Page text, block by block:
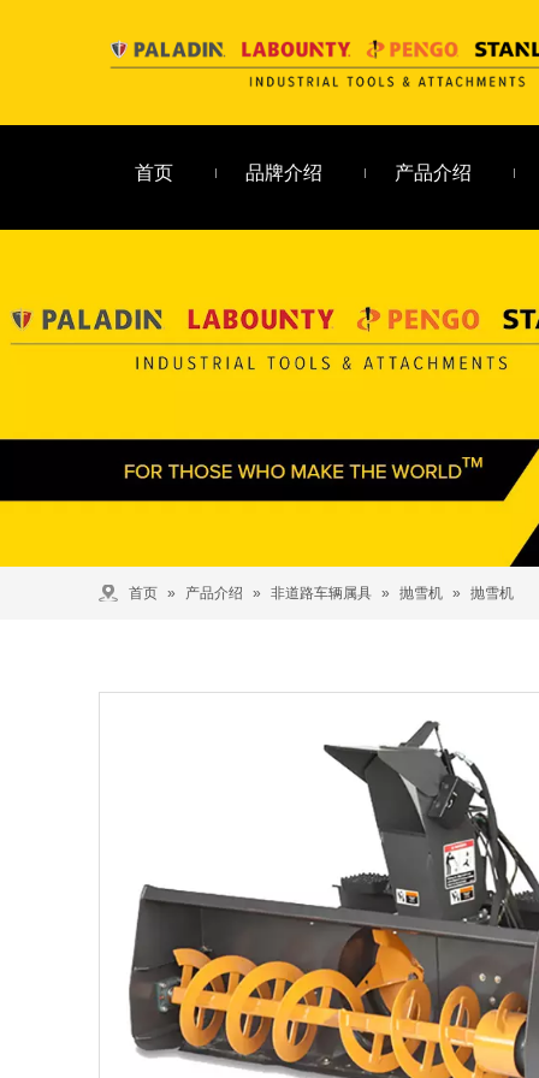
首页 品牌介绍 产品介绍
首页 » 产品介绍 » 非道路车辆属具 » 抛雪机 » 抛雪机